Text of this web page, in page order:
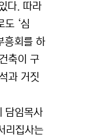
다. 따라
‘심
흥회를 하
축이 구
과 거짓
담임목사
리집사는